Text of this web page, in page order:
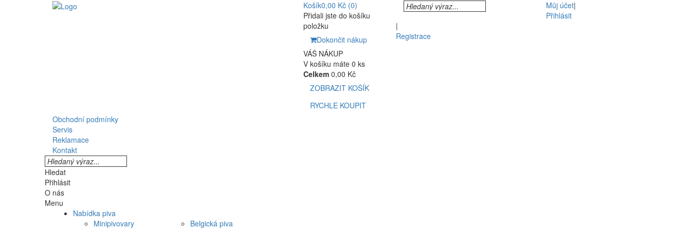
Košík0,00 Kč (0)
Přidali jste do košíku
položku
Dokončit nákup
VÁŠ NÁKUP
V košíku máte 0 ks
Celkem 0,00 Kč
ZOBRAZIT KOŠÍK
RYCHLE KOUPIT
Můj účet|
Přihlásit
|
Registrace
Obchodní podmínky
Servis
Reklamace
Kontakt
Hledat
Přihlásit
O nás
Menu
Nabídka piva
Minipivovary
Belgická piva